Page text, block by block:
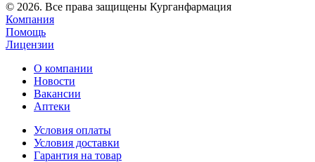
© 2026. Все права защищены Курганфармация
Компания
Помощь
Лицензии
О компании
Новости
Вакансии
Аптеки
Условия оплаты
Условия доставки
Гарантия на товар